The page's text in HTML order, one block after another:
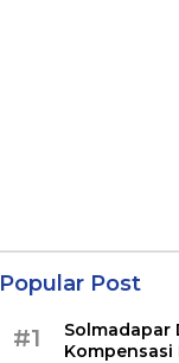
Popular Post
#1
Solmadapar